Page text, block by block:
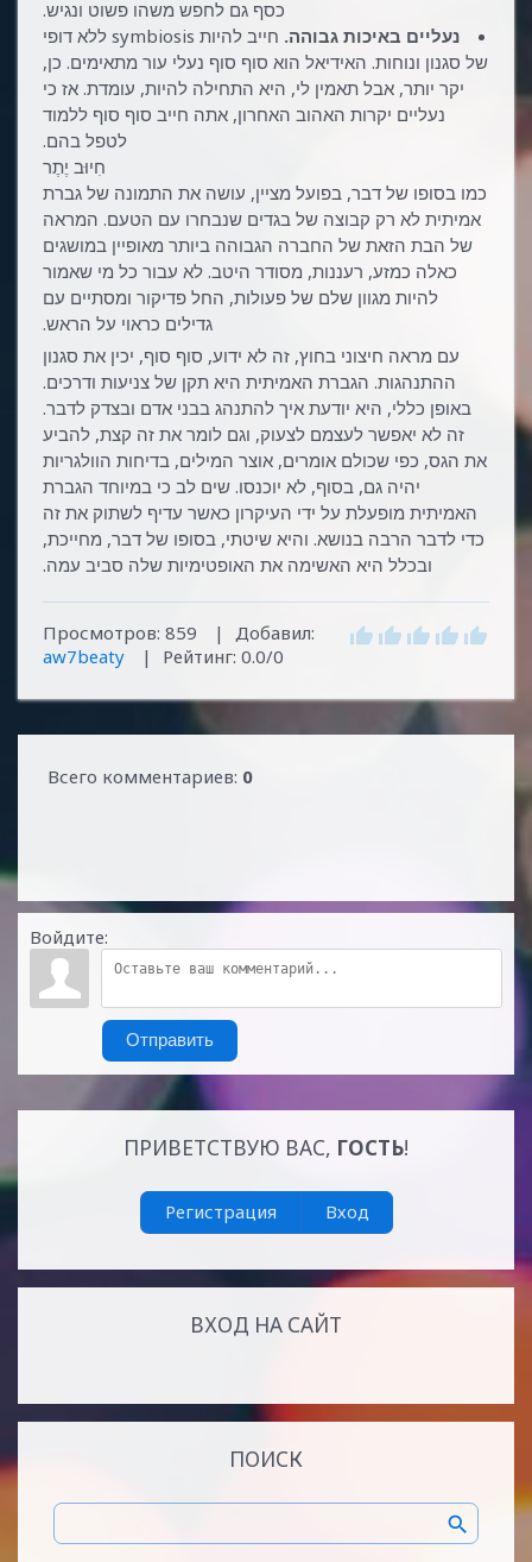
כסף גם לחפש משהו פשוט ונגיש.
נעליים באיכות גבוהה.
חייב להיות symbiosis ללא דופי
של סגנון ונוחות. האידיאל הוא סוף סוף נעלי עור מתאימים. כן,
יקר יותר, אבל תאמין לי, היא התחילה להיות, עומדת. אז כי
נעליים יקרות האהוב האחרון, אתה חייב סוף סוף ללמוד
לטפל בהם.
חִיוּב יֶתֶר
כמו בסופו של דבר, בפועל מציין, עושה את התמונה של גברת
אמיתית לא רק קבוצה של בגדים שנבחרו עם הטעם. המראה
של הבת הזאת של החברה הגבוהה ביותר מאופיין במושגים
כאלה כמזע, רעננות, מסודר היטב. לא עבור כל מי שאמור
להיות מגוון שלם של פעולות, החל פדיקור ומסתיים עם
גדילים כראוי על הראש.
עם מראה חיצוני בחוץ, זה לא ידוע, סוף סוף, יכין את סגנון
ההתנהגות. הגברת האמיתית היא תקן של צניעות ודרכים.
באופן כללי, היא יודעת איך להתנהג בבני אדם ובצדק לדבר.
זה לא יאפשר לעצמם לצעוק, וגם לומר את זה קצת, להביע
את הגס, כפי שכולם אומרים, אוצר המילים, בדיחות הוולגריות
יהיה גם, בסוף, לא יוכנסו. שים לב כי במיוחד הגברת
האמיתית מופעלת על ידי העיקרון כאשר עדיף לשתוק את זה
כדי לדבר הרבה בנושא. והיא שיטתי, בסופו של דבר, מחייכת,
ובכלל היא האשימה את האופטימיות שלה סביב עמה.
Просмотров: 859 | Добавил:
aw7beaty
| Рейтинг: 0.0/0
Всего комментариев: 0
Войдите:
Отправить
ПРИВЕТСТВУЮ ВАС, ГОСТЬ!
Регистрация Вход
ВХОД НА САЙТ
ПОИСК